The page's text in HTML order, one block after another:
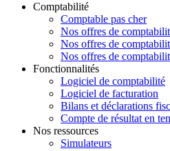
Comptabilité
Comptable pas cher
Nos offres de
Nos offres de
Nos offres de
Fonctionnalités
Logiciel de comptabilité
Logiciel de facturation
Bilans et déclarations
Compte de résultat en
Nos ressources
Simulateurs